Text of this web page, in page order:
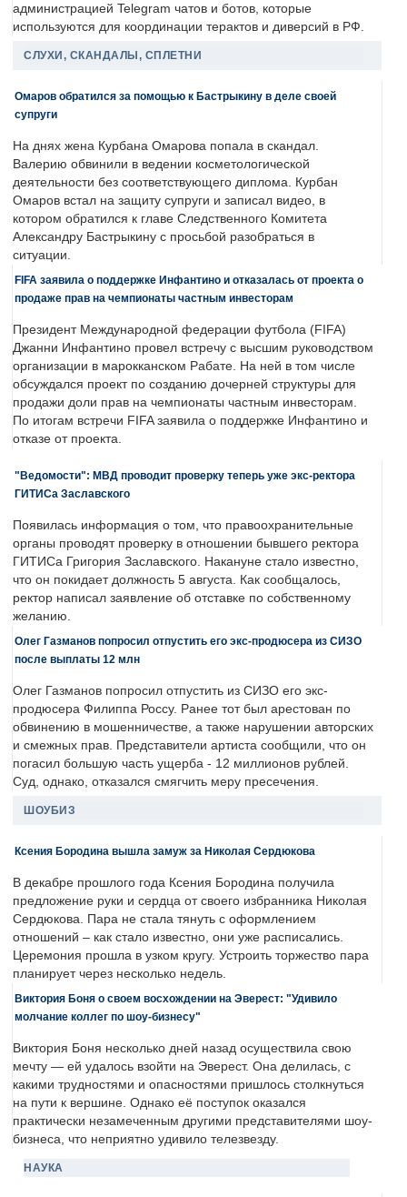
администрацией Telegram чатов и ботов, которые
используются для координации терактов и диверсий в РФ.
СЛУХИ, СКАНДАЛЫ, СПЛЕТНИ
Омаров обратился за помощью к Бастрыкину в деле своей
супруги
На днях жена Курбана Омарова попала в скандал.
Валерию обвинили в ведении косметологической
деятельности без соответствующего диплома. Курбан
Омаров встал на защиту супруги и записал видео, в
котором обратился к главе Следственного Комитета
Александру Бастрыкину с просьбой разобраться в
ситуации.
FIFA заявила о поддержке Инфантино и отказалась от проекта о
продаже прав на чемпионаты частным инвесторам
Президент Международной федерации футбола (FIFA)
Джанни Инфантино провел встречу с высшим руководством
организации в марокканском Рабате. На ней в том числе
обсуждался проект по созданию дочерней структуры для
продажи доли прав на чемпионаты частным инвесторам.
По итогам встречи FIFA заявила о поддержке Инфантино и
отказе от проекта.
"Ведомости": МВД проводит проверку теперь уже экс-ректора
ГИТИСа Заславского
Появилась информация о том, что правоохранительные
органы проводят проверку в отношении бывшего ректора
ГИТИСа Григория Заславского. Накануне стало известно,
что он покидает должность 5 августа. Как сообщалось,
ректор написал заявление об отставке по собственному
желанию.
Олег Газманов попросил отпустить его экс-продюсера из СИЗО
после выплаты 12 млн
Олег Газманов попросил отпустить из СИЗО его экс-
продюсера Филиппа Россу. Ранее тот был арестован по
обвинению в мошенничестве, а также нарушении авторских
и смежных прав. Представители артиста сообщили, что он
погасил большую часть ущерба - 12 миллионов рублей.
Суд, однако, отказался смягчить меру пресечения.
ШОУБИЗ
Ксения Бородина вышла замуж за Николая Сердюкова
В декабре прошлого года Ксения Бородина получила
предложение руки и сердца от своего избранника Николая
Сердюкова. Пара не стала тянуть с оформлением
отношений – как стало известно, они уже расписались.
Церемония прошла в узком кругу. Устроить торжество пара
планирует через несколько недель.
Виктория Боня о своем восхождении на Эверест: "Удивило
молчание коллег по шоу-бизнесу"
Виктория Боня несколько дней назад осуществила свою
мечту — ей удалось взойти на Эверест. Она делилась, с
какими трудностями и опасностями пришлось столкнуться
на пути к вершине. Однако её поступок оказался
практически незамеченным другими представителями шоу-
бизнеса, что неприятно удивило телезвезду.
НАУКА